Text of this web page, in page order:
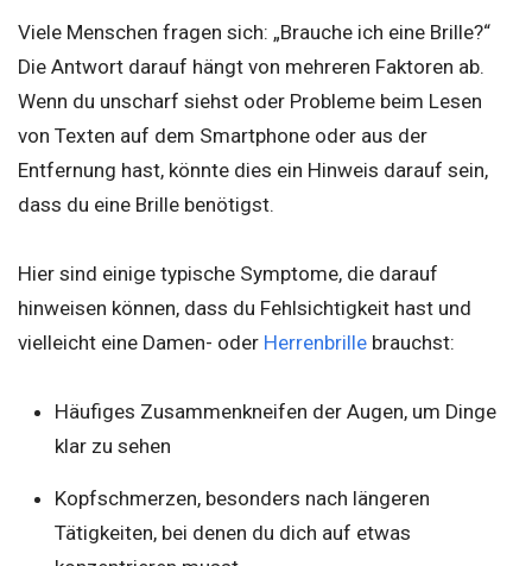
Viele Menschen fragen sich: „Brauche ich eine Brille?“
Die Antwort darauf hängt von mehreren Faktoren ab.
Wenn du unscharf siehst oder Probleme beim Lesen
von Texten auf dem Smartphone oder aus der
Entfernung hast, könnte dies ein Hinweis darauf sein,
dass du eine Brille benötigst.
Hier sind einige typische Symptome, die darauf
hinweisen können, dass du Fehlsichtigkeit hast und
vielleicht eine Damen- oder Herrenbrille brauchst:
Häufiges Zusammenkneifen der Augen, um Dinge
klar zu sehen
Kopfschmerzen, besonders nach längeren
Tätigkeiten, bei denen du dich auf etwas